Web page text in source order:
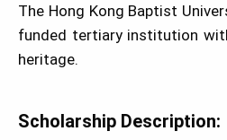
The Hong Kong Baptist
funded tertiary institution
heritage.
Scholarship Description: